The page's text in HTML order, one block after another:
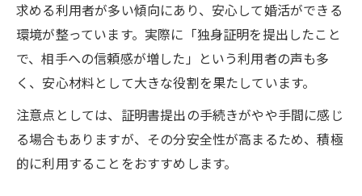
比較法
TOKYO縁結びなどの評判から見る安心感
女性の婚活で失敗しないためのアプリ選び
求める利用者が多い傾向にあり、安心して婚活ができる
環境が整っています。実際に「独身証明を提出したこと
で、相手への信頼感が増した」という利用者の声も多
く、安心材料として大きな役割を果たしています。
注意点としては、証明書提出の手続きがやや手間に感じ
る場合もありますが、その分安全性が高まるため、積極
的に利用することをおすすめします。